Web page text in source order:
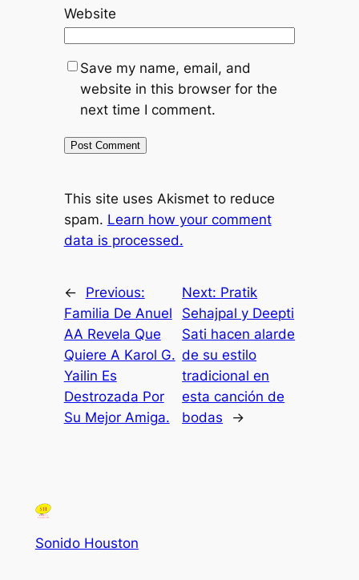
Website
Save my name, email, and
website in this browser for the
next time I comment.
This site uses Akismet to reduce
spam. Learn how your comment
data is processed.
←
Previous:
Familia De Anuel
AA Revela Que
Quiere A Karol G.
Yailin Es
Destrozada Por
Su Mejor Amiga.
Next: Pratik
Sehajpal y Deepti
Sati hacen alarde
de su estilo
tradicional en
esta canción de
bodas
→
Sonido Houston